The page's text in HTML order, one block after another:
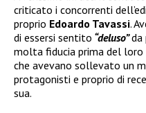
criticato i concorrenti
proprio Edoardo Tavassi.
di essersi sentito “deluso”da
molta fiducia prima del loro
che avevano sollevato un
protagonisti e proprio di
sua.